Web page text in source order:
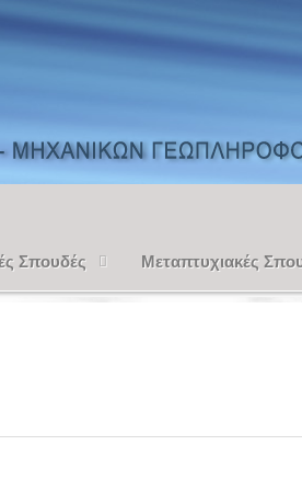
Σπουδές Μεταπτυχιακές